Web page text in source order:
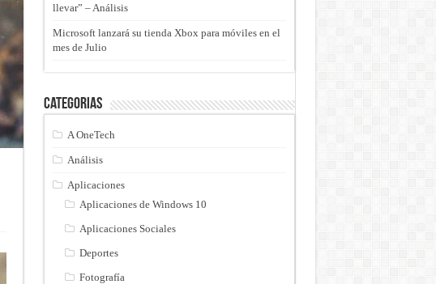
llevar” – Análisis
Microsoft lanzará su tienda Xbox para móviles en el
mes de Julio
Categorias
A OneTech
Análisis
Aplicaciones
Aplicaciones de Windows 10
Aplicaciones Sociales
Deportes
Fotografía